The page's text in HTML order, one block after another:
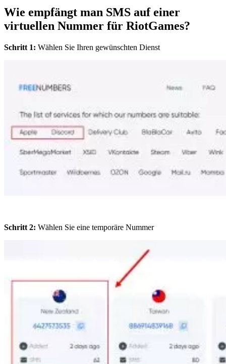
Wie empfängt man SMS auf einer
virtuellen Nummer für RiotGames?
Schritt 1: Wählen Sie Ihren gewünschten Dienst
Schritt 2: Wählen Sie eine temporäre Nummer